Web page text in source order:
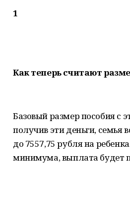
1
Как теперь считают
Базовый размер пособия с
получив эти деньги, семья
до 7557,75 рубля на
минимума, выплата будет